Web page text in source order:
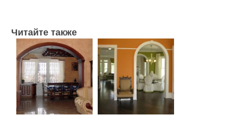
Читайте также